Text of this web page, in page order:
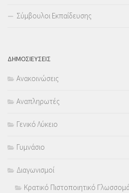
Σύμβουλοι Εκπαίδευσης
ΔΗΜΟΣΙΕΥΣΕΙΣ
Ανακοινώσεις
Αναπληρωτές
Γενικό Λύκειο
Γυμνάσιο
Διαγωνισμοί
Κρατικό Πιστοποιητικό